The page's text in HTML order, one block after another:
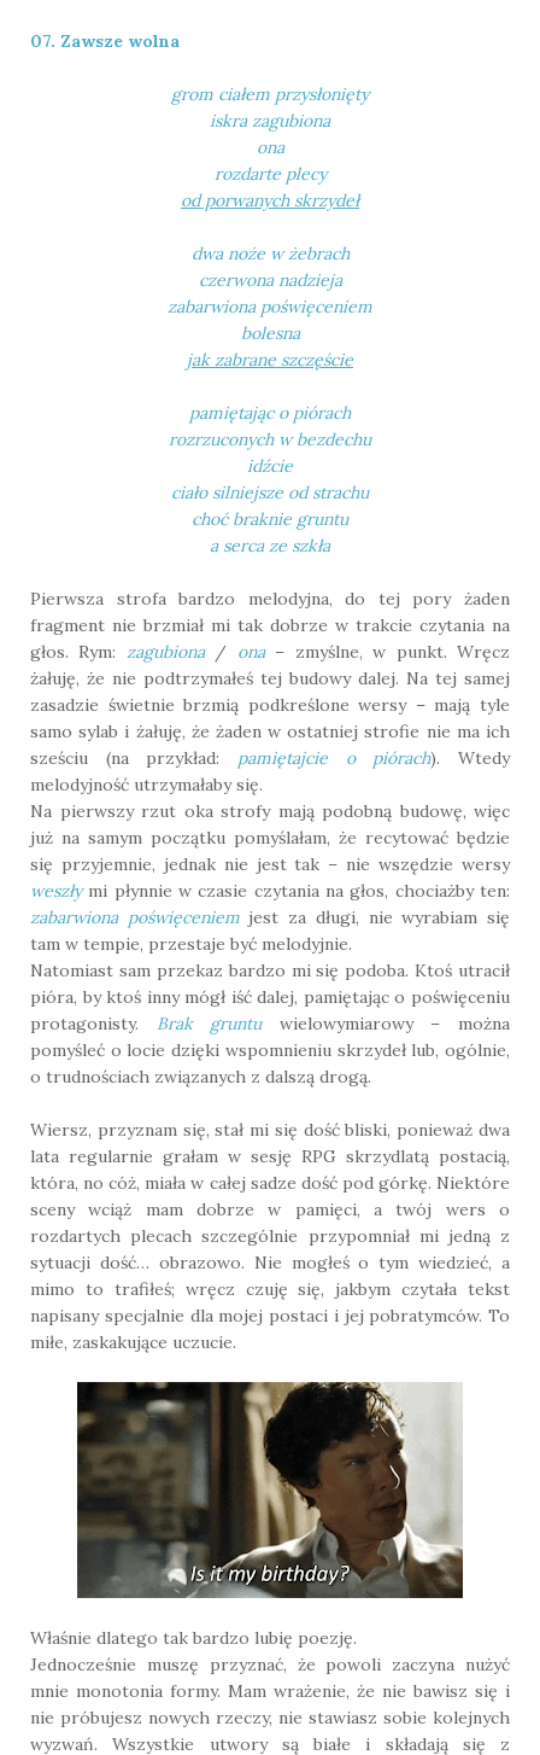
07. Zawsze wolna
grom ciałem przysłonięty
iskra zagubiona
ona
rozdarte plecy
od porwanych skrzydeł
dwa noże w żebrach
czerwona nadzieja
zabarwiona poświęceniem
bolesna
jak zabrane szczęście
pamiętając o piórach
rozrzuconych w bezdechu
idźcie
ciało silniejsze od strachu
choć braknie gruntu
a serca ze szkła
Pierwsza strofa bardzo melodyjna, do tej pory żaden
fragment nie brzmiał mi tak dobrze w trakcie czytania na
głos. Rym: zagubiona / ona – zmyślne, w punkt. Wręcz
żałuję, że nie podtrzymałeś tej budowy dalej. Na tej samej
zasadzie świetnie brzmią podkreślone wersy – mają tyle
samo sylab i żałuję, że żaden w ostatniej strofie nie ma ich
sześciu (na przykład: pamiętajcie o piórach). Wtedy
melodyjność utrzymałaby się.
Na pierwszy rzut oka strofy mają podobną budowę, więc
już na samym początku pomyślałam, że recytować będzie
się przyjemnie, jednak nie jest tak – nie wszędzie wersy
weszłymi płynnie w czasie czytania na głos, chociażby ten:
zabarwiona poświęceniemjest za długi, nie wyrabiam się
tam w tempie, przestaje być melodyjnie.
Natomiast sam przekaz bardzo mi się podoba. Ktoś utracił
pióra, by ktoś inny mógł iść dalej, pamiętając o poświęceniu
protagonisty. Brak gruntu wielowymiarowy – można
pomyśleć o locie dzięki wspomnieniu skrzydeł lub, ogólnie,
o trudnościach związanych z dalszą drogą.
Wiersz, przyznam się, stał mi się dość bliski, ponieważ dwa
lata regularnie grałam w sesję RPG skrzydlatą postacią,
która, no cóż, miała w całej sadze dość pod górkę. Niektóre
sceny wciąż mam dobrze w pamięci, a twój wers o
rozdartych plecach szczególnie przypomniał mi jedną z
sytuacji dość… obrazowo. Nie mogłeś o tym wiedzieć, a
mimo to trafiłeś; wręcz czuję się, jakbym czytała tekst
napisany specjalnie dla mojej postaci i jej pobratymców. To
miłe, zaskakujące uczucie.
Właśnie dlatego tak bardzo lubię poezję.
Jednocześnie muszę przyznać, że powoli zaczyna nużyć
mnie monotonia formy. Mam wrażenie, że nie bawisz się i
nie próbujesz nowych rzeczy, nie stawiasz sobie kolejnych
wyzwań. Wszystkie utwory są białe i składają się z